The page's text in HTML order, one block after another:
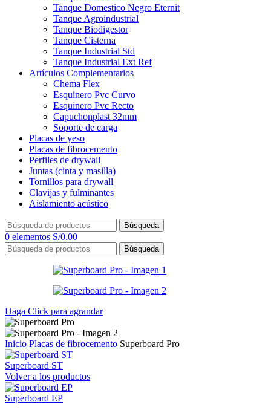
Tanque Domestico Negro Eternit
Tanque Agroindustrial
Tanque Biodigestor
Tanque Cisterna
Tanque Industrial Std
Tanque Industrial Ext Ref
Artículos Complementarios
Chema Flex
Esquinero Pvc Curvo
Esquinero Pvc Recto
Capuchonplast 32mm
Soporte de carga
Placas de yeso
Placas de fibrocemento
Perfiles de drywall
Juntas (cinta y masilla)
Tornillos para drywall
Clavijas y fulminantes
Aislamiento acústico
Búsqueda
0 elementos S/0.00
Búsqueda
Haga Click para agrandar
Inicio Placas de fibrocemento Superboard Pro
Superboard ST
Volver a los productos
Superboard EP